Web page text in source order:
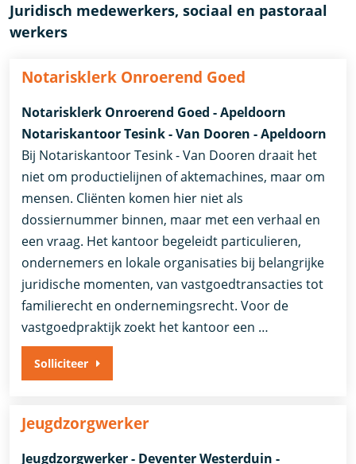
Juridisch medewerkers, sociaal en pastoraal
werkers
Notarisklerk Onroerend Goed
Notarisklerk Onroerend Goed - Apeldoorn
Notariskantoor Tesink - Van Dooren - Apeldoorn
Bij Notariskantoor Tesink - Van Dooren draait het
niet om productielijnen of aktemachines, maar om
mensen. Cliënten komen hier niet als
dossiernummer binnen, maar met een verhaal en
een vraag. Het kantoor begeleidt particulieren,
ondernemers en lokale organisaties bij belangrijke
juridische momenten, van vastgoedtransacties tot
familierecht en ondernemingsrecht. Voor de
vastgoedpraktijk zoekt het kantoor een …
Solliciteer
Jeugdzorgwerker
Jeugdzorgwerker - Deventer Westerduin -